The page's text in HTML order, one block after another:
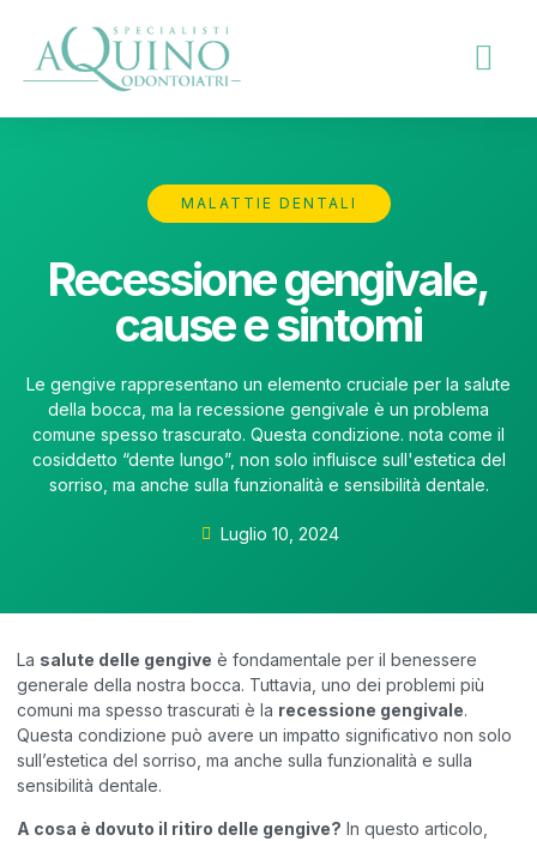
MALATTIE DENTALI
Recessione gengivale,
cause e sintomi
Le gengive rappresentano un elemento cruciale per la salute
della bocca, ma la recessione gengivale è un problema
comune spesso trascurato. Questa condizione. nota come il
cosiddetto “dente lungo”, non solo influisce sull'estetica del
sorriso, ma anche sulla funzionalità e sensibilità dentale.
Luglio 10, 2024
La salute delle gengive è fondamentale per il benessere
generale della nostra bocca. Tuttavia, uno dei problemi più
comuni ma spesso trascurati è la recessione gengivale.
Questa condizione può avere un impatto significativo non solo
sull’estetica del sorriso, ma anche sulla funzionalità e sulla
sensibilità dentale.
A cosa è dovuto il ritiro delle gengive? In questo articolo,